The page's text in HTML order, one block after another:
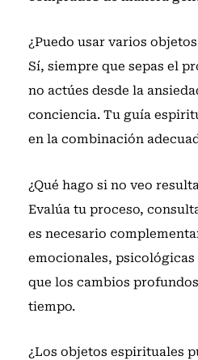
¿Puedo usar varios objetos
Sí, siempre que sepas el
no actúes desde la
conciencia. Tu guía
en la combinación
¿Qué hago si no veo
Evalúa tu proceso,
es necesario
emocionales, psicológicas
que los cambios
tiempo.
¿Los objetos espirituales